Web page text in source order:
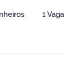
1 Vaga